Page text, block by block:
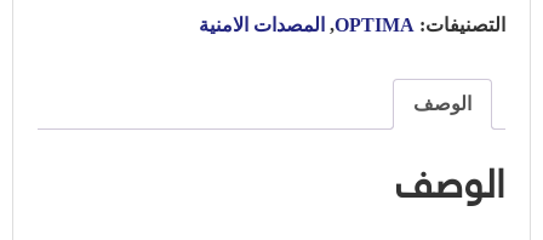
التصنيفات: OPTIMA
, المصدات الامنية
الوصف
الوصف